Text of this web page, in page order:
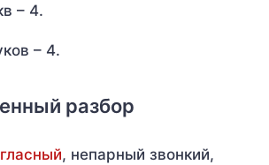
– 4.
– 4.
разбор
, непарный звонкий,